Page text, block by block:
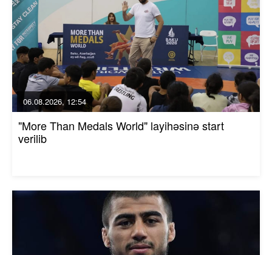
06.08.2026, 12:54
"More Than Medals World" layihəsinə start
verilib